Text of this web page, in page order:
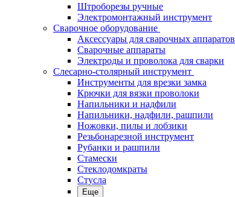
Штроборезы ручные
Электромонтажный инструмент
Сварочное оборудование
Аксессуары для сварочных аппаратов
Сварочные аппараты
Электроды и проволока для сварки
Слесарно-столярный инструмент
Инструменты для врезки замка
Крючки для вязки проволоки
Напильники и надфили
Напильники, надфили, рашпили
Ножовки, пилы и лобзики
Резьбонарезной инструмент
Рубанки и рашпили
Стамески
Стеклодомкраты
Стусла
Еще